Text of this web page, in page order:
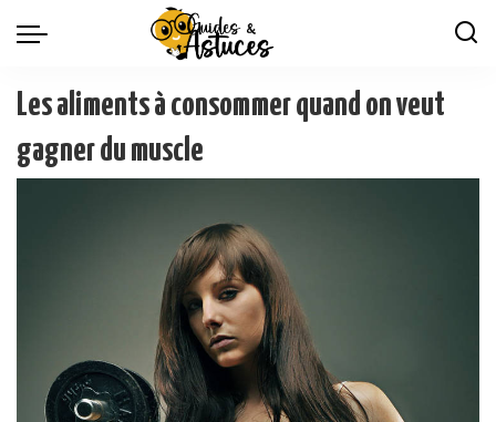
Les aliments à consommer quand on veut
gagner du muscle